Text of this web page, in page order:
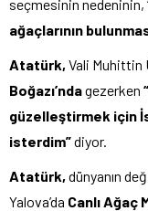
seçmesinin nedeninin,
ağaçlarının
Atatürk, Vali Muhittin
Boğazı’ndagezerken
güzelleştirmek için
isterdim”diyor.
Atatürk, dünyanın
Yalova’da Canlı Ağaç